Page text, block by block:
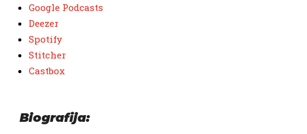
Google Podcasts
Deezer
Spotify
Stitcher
Castbox
Biografija: